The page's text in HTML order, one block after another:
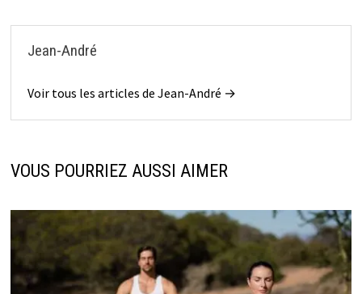
Jean-André
Voir tous les articles de Jean-André →
VOUS POURRIEZ AUSSI AIMER